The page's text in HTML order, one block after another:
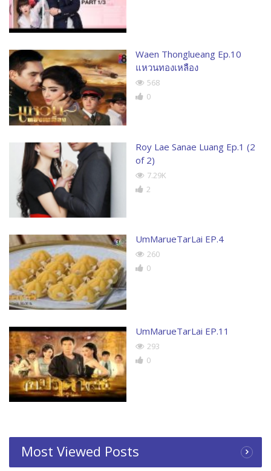
Waen Thonglueang Ep.10
แหวนทองเหลือง
568
0
Roy Lae Sanae Luang Ep.1 (2
of 2)
7.29K
2
UmMarueTarLai EP.4
260
0
UmMarueTarLai EP.11
293
0
Most Viewed Posts